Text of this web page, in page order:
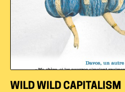
WILD WILD CAPITALISM